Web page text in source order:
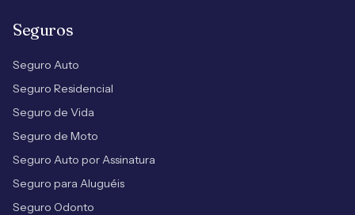
Seguros
Seguro Auto
Seguro Residencial
Seguro de Vida
Seguro de Moto
Seguro Auto por Assinatura
Seguro para Aluguéis
Seguro Odonto